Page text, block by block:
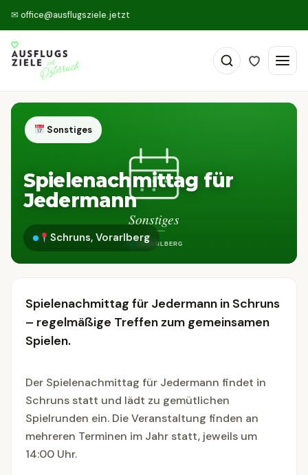
✉ office@ausflugsziele.jetzt
Sonstiges
Spielenachmittag für
Jedermann
Schruns, Vorarlberg
Spielenachmittag für Jedermann in Schruns
– regelmäßige Treffen zum gemeinsamen
Spielen.
Der Spielenachmittag für Jedermann findet in
Schruns statt und lädt zu gemütlichen
Spielrunden ein. Die Veranstaltung finden an
mehreren Terminen im Jahr statt, jeweils um
14:00 Uhr.